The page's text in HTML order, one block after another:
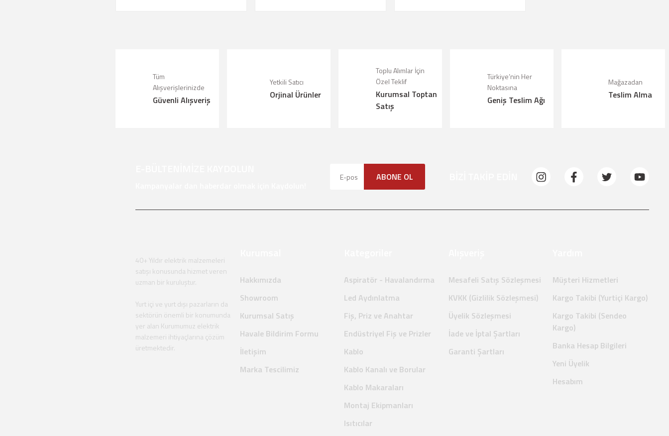
Tüm
Alışverişlerinizde
Güvenli Alışveriş
Yetkili Satıcı
Orjinal Ürünler
Toplu Alımlar İçin
Özel Teklif
Kurumsal Toptan
Satış
Türkiye’nin Her
Noktasına
Geniş Teslim Ağı
Mağazadan
Teslim Alma
ABONE OL
40+ Yıldır elektrik malzemeleri
satışı konusunda hizmet veren
uzman bir kuruluştur.
Yurt içi ve yurt dışı pazarların da
sektörün önemli bir konumunda
yer alan Kurumumuz elektrik
malzemeri ihtiyaçlarına çözüm
üretmektedir.
Hakkımızda
Showroom
Kurumsal Satış
Havale Bildirim Formu
İletişim
Marka Tescilimiz
Aspiratör - Havalandırma
Led Aydınlatma
Fiş, Priz ve Anahtar
Endüstriyel Fiş ve Prizler
Kablo
Kablo Kanalı ve Borular
Kablo Makaraları
Montaj Ekipmanları
Isıtıcılar
Mesafeli Satış Sözleşmesi
KVKK (Gizlilik Sözleşmesi)
Üyelik Sözleşmesi
İade ve İptal Şartları
Garanti Şartları
Müşteri Hizmetleri
Kargo Takibi (Yurtiçi Kargo)
Kargo Takibi (Sendeo
Kargo)
Banka Hesap Bilgileri
Yeni Üyelik
Hesabım